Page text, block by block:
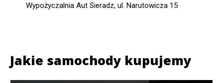
Wypożyczalnia Aut Sieradz, ul. Narutowicza 15
Jakie samochody kupujemy